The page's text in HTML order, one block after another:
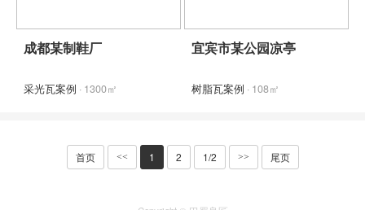
成都某制鞋厂
采光瓦案例 · 1300㎡
宜宾市某公园凉亭
树脂瓦案例 · 108㎡
首页 << 1 2 1/2 >> 尾页